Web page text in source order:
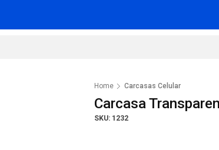
Home Carcasas Celular
Carcasa
SKU: 1232